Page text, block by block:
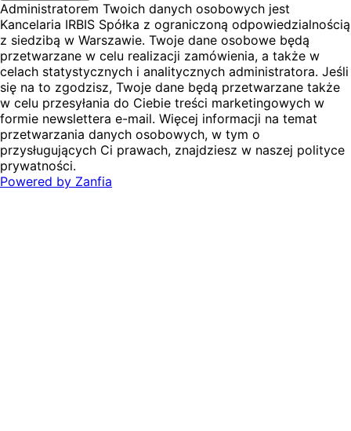
Administratorem Twoich danych osobowych jest
Kancelaria IRBIS Spółka z ograniczoną odpowiedzialnością
z siedzibą w Warszawie. Twoje dane osobowe będą
przetwarzane w celu realizacji zamówienia, a także w
celach statystycznych i analitycznych administratora. Jeśli
się na to zgodzisz, Twoje dane będą przetwarzane także
w celu przesyłania do Ciebie treści marketingowych w
formie newslettera e-mail. Więcej informacji na temat
przetwarzania danych osobowych, w tym o
przysługujących Ci prawach, znajdziesz w naszej polityce
prywatności.
Powered by Zanfia